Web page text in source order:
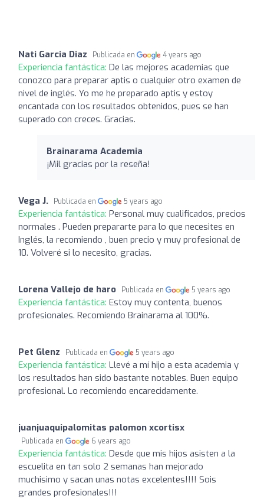
Nati Garcia Diaz Publicada en 4 years ago
Experiencia fantástica: De las mejores academias que
conozco para preparar aptis o cualquier otro examen de
nivel de inglés. Yo me he preparado aptis y estoy
encantada con los resultados obtenidos, pues se han
superado con creces. Gracias.
Brainarama Academia
¡Mil gracias por la reseña!
Vega J. Publicada en 5 years ago
Experiencia fantástica: Personal muy cualificados, precios
normales . Pueden prepararte para lo que necesites en
Inglés, la recomiendo , buen precio y muy profesional de
10. Volveré si lo necesito, gracias.
Lorena Vallejo de haro Publicada en 5 years ago
Experiencia fantástica: Estoy muy contenta, buenos
profesionales. Recomiendo Brainarama al 100%.
Pet Glenz Publicada en 5 years ago
Experiencia fantástica: Llevé a mí hijo a esta academia y
los resultados han sido bastante notables. Buen equipo
profesional. Lo recomiendo encarecidamente.
juanjuaquipalomitas palomon xcortisx
Publicada en 6 years ago
Experiencia fantástica: Desde que mis hijos asisten a la
escuelita en tan solo 2 semanas han mejorado
muchisimo y sacan unas notas excelentes!!!! Sois
grandes profesionales!!!